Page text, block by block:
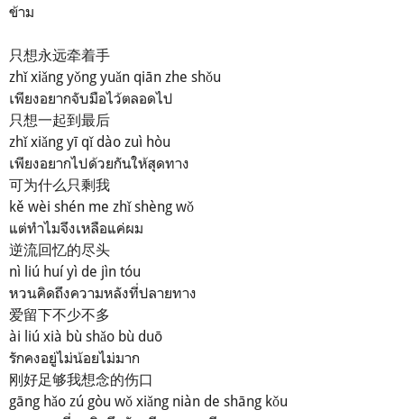
ข้าม
只想永远牵着手
zhǐ xiǎng yǒng yuǎn qiān zhe shǒu
เพียงอยากจับมือไว้ตลอดไป
只想一起到最后
zhǐ xiǎng yī qǐ dào zuì hòu
เพียงอยากไปด้วยกันให้สุดทาง
可为什么只剩我
kě wèi shén me zhǐ shèng wǒ
แต่ทำไมจึงเหลือแค่ผม
逆流回忆的尽头
nì liú huí yì de jìn tóu
หวนคิดถึงความหลังที่ปลายทาง
爱留下不少不多
ài liú xià bù shǎo bù duō
รักคงอยู่ไม่น้อยไม่มาก
刚好足够我想念的伤口
gāng hǎo zú gòu wǒ xiǎng niàn de shāng kǒu